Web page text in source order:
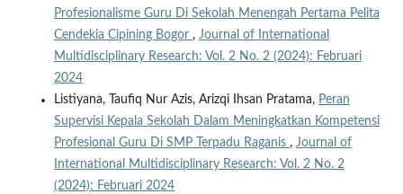
Profesionalisme Guru Di Sekolah Menengah Pertama Pelita
Cendekia Cipining Bogor , Journal of International
Multidisciplinary Research: Vol. 2 No. 2 (2024): Februari
2024
Listiyana, Taufiq Nur Azis, Arizqi Ihsan Pratama, Peran
Supervisi Kepala Sekolah Dalam Meningkatkan Kompetensi
Profesional Guru Di SMP Terpadu Raganis , Journal of
International Multidisciplinary Research: Vol. 2 No. 2
(2024): Februari 2024